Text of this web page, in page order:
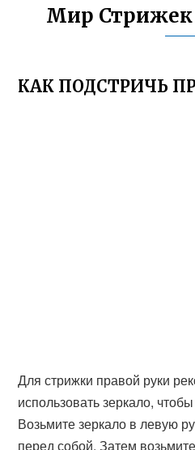
Мир Стрижек
КАК ПОДСТРИЧЬ
Для стрижки правой руки
использовать зеркало,
Возьмите зеркало в левую
перед собой. Затем